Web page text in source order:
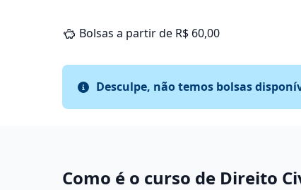
Bolsas a partir de R$ 60,00
Desculpe, não temos bolsas
Como é o curso de Direito